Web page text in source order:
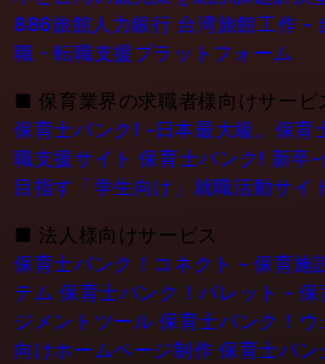
886旅館人力銀行 台湾旅館工作 -
職・転職支援プラットフォーム
■ 保育業界の求職者様向けサービ
保育士バンク! -日本最大級。保育
職支援サイト 保育士バンク! 新卒
目指す「学生向け」就職活動サイ
■ 法人様向けサービス
保育士バンク！コネクト - 保育施
テム 保育士バンク！パレット -
ジメントツール 保育士バンク！
向けホームページ制作 保育士バ